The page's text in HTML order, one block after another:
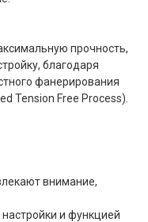
прочность,
благодаря
фанерирования
Tension Free Process).
внимание,
и функцией